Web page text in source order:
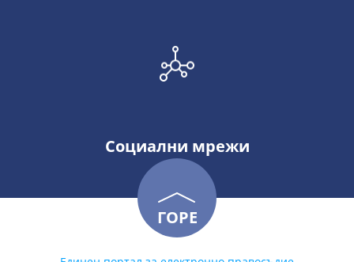
Социални мрежи
ГОРЕ